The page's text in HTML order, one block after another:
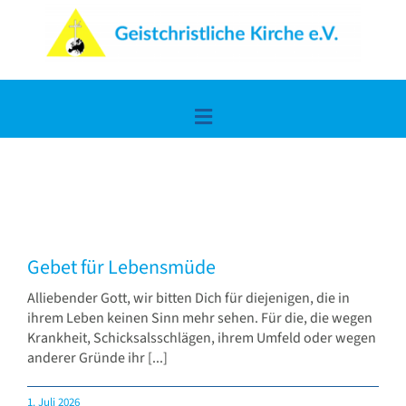
springen
Toggle
Die frohe Botschaft
Spiritualität & Wissen
Gebet für Lebensmüde
Alliebender Gott, wir bitten Dich für diejenigen, die in
ihrem Leben keinen Sinn mehr sehen. Für die, die wegen
Krankheit, Schicksalsschlägen, ihrem Umfeld oder wegen
anderer Gründe ihr [...]
1. Juli 2026